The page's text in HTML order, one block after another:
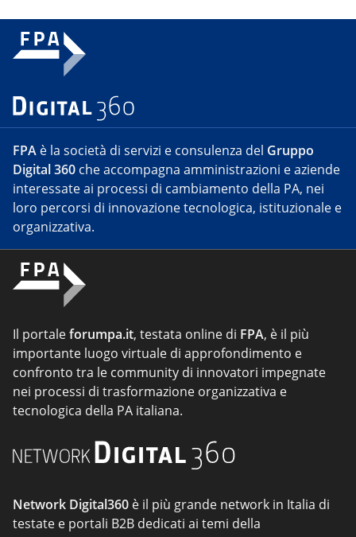
FPA è la società di servizi e consulenza del Gruppo
Digital 360 che accompagna amministrazioni e aziende
interessate ai processi di cambiamento della PA, nei
loro percorsi di innovazione tecnologica, istituzionale e
organizzativa.
Il portaleforumpa.it, testata online di FPA, è il più
importante luogo virtuale di approfondimento e
confronto tra le community di innovatori impegnate
nei processi di trasformazione organizzativa e
tecnologica della PA italiana.
Network Digital360 è il più grande network in Italia di
testate e portali B2B dedicati ai temi della